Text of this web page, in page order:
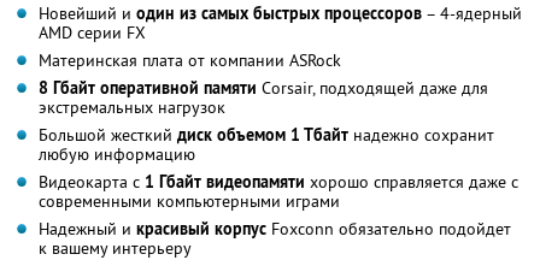
Новейший и один из самых быстрых процессоров – 4-ядерный
AMD серии FX
Материнская плата от компании ASRock
8 Гбайт оперативной памяти Corsair, подходящей даже для
экстремальных нагрузок
Большой жесткий диск объемом 1 Тбайт надежно сохранит
любую информацию
Видеокарта с 1 Гбайт видеопамяти хорошо справляется даже с
современными компьютерными играми
Надежный и красивый корпус Foxconn обязательно подойдет
к вашему интерьеру